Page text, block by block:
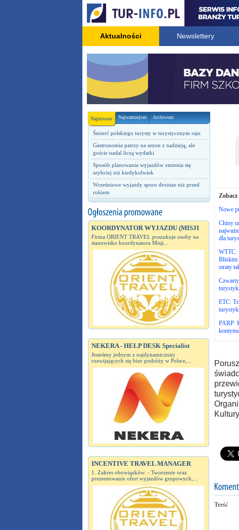
Aktualności Newslettery
Najnowsze Najważniejsze Archiwum
Śmierć polskiego turysty w turystycznym raju
Gastronomia patrzy na sezon z nadzieją, ale
goście nadal liczą wydatki
Sposób planowania wyjazdów zmienia się
szybciej niż kiedykolwiek
Wrześniowe wyjazdy sporo droższe niż przed
rokiem
KOORDYNATOR WYJAZDU (MISJI
Firma ORIENT TRAVEL poszukuje osoby na
stanowisko koordynatora Misji...
NEKERA - HELP DESK Specialist
Jesteśmy jednym z najdynamiczniej
rozwijających się biur podróży w Polsce,...
INCENTIVE TRAVEL MANAGER
1. Zakres obowiązków: - Tworzenie oraz
prezentowanie ofert wyjazdów grupowych,...
Zobacz
Nowe
Chiny
dla
WTTC:
Bliskim
straty
ETC:
PARP:
Treść